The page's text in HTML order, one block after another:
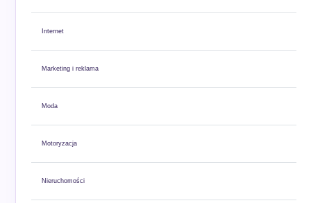
Internet
Marketing i reklama
Moda
Motoryzacja
Nieruchomości